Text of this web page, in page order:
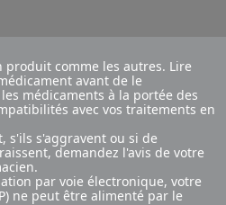
produit comme les autres. Lire
avant de le
médicaments à la portée des
avec vos traitements en
s'ils s'aggravent ou si de
demandez l'avis de votre
par voie électronique, votre
ne peut être alimenté par le